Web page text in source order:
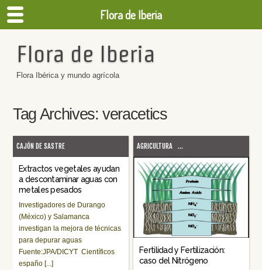
Flora de Iberia
Flora Ibérica y mundo agrícola
Tag Archives:veracetics
CAJÓN DE SASTRE
Extractos vegetales ayudan
a descontaminar aguas con
metales pesados
Investigadores de Durango
(México) y Salamanca
investigan la mejora de técnicas
para depurar aguas
Fuente:JPA/DICYT Científicos
españo [...]
AGRICULTURA ...
Fertilidad y Fertilización:
caso del Nitrógeno
Flora de Iberia